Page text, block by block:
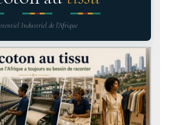
Industriel de l'Afrique